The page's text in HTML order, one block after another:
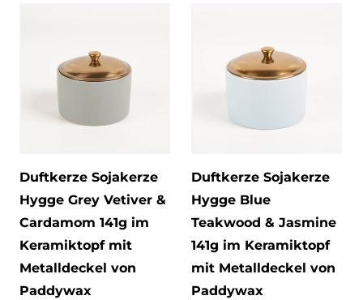
Duftkerze Sojakerze
Hygge Grey Vetiver &
Cardamom 141g im
Keramiktopf mit
Metalldeckel von
Paddywax
Duftkerze Sojakerze
Hygge Blue
Teakwood & Jasmine
141g im Keramiktopf
mit Metalldeckel von
Paddywax